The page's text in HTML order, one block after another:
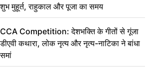
शुभ मुहूर्त, राहुकाल और पूजा का समय
CCA Competition: देशभक्ति के गीतों से गूंजा
डीएवी कथारा, लोक नृत्य और नृत्य-नाटिका ने बांधा
समां